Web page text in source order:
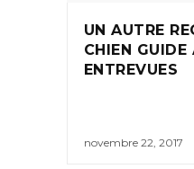
UN AUTRE
CHIEN GUIDE
ENTREVUES
novembre 22, 2017